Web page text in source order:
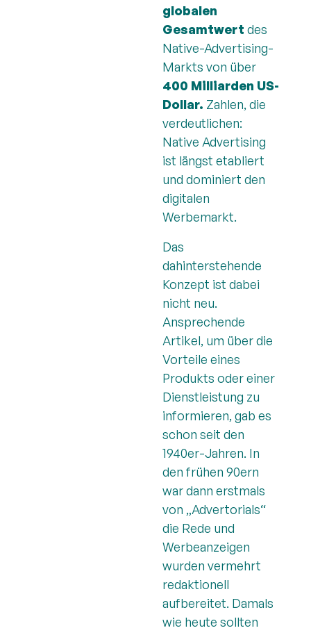
globalen
Gesamtwert des
Native-Advertising-
Markts von über
400 Milliarden US-
Dollar. Zahlen, die
verdeutlichen:
Native Advertising
ist längst etabliert
und dominiert den
digitalen
Werbemarkt.
Das
dahinterstehende
Konzept ist dabei
nicht neu.
Ansprechende
Artikel, um über die
Vorteile eines
Produkts oder einer
Dienstleistung zu
informieren, gab es
schon seit den
1940er-Jahren. In
den frühen 90ern
war dann erstmals
von „Advertorials“
die Rede und
Werbeanzeigen
wurden vermehrt
redaktionell
aufbereitet. Damals
wie heute sollten